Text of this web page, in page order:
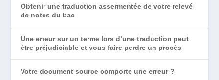
Obtenir une traduction assermentée de votre relevé
de notes du bac
Une erreur sur un terme lors d’une traduction peut
être préjudiciable et vous faire perdre un procès
Votre document source comporte une erreur ?